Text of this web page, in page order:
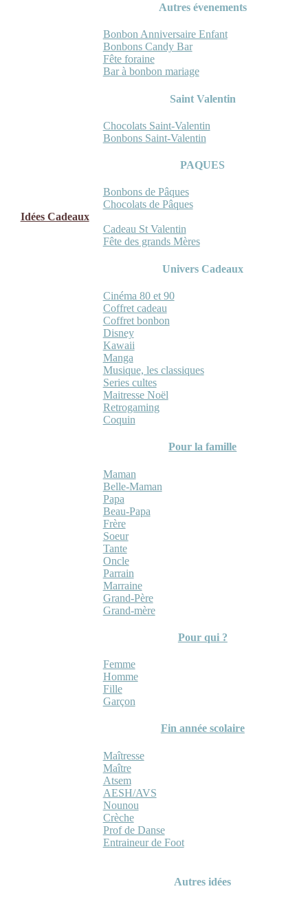
Autres évenements
Bonbon Anniversaire Enfant
Bonbons Candy Bar
Fête foraine
Bar à bonbon mariage
Saint Valentin
Chocolats Saint-Valentin
Bonbons Saint-Valentin
PAQUES
Bonbons de Pâques
Chocolats de Pâques
Idées Cadeaux
Cadeau St Valentin
Fête des grands Mères
Univers Cadeaux
Cinéma 80 et 90
Coffret cadeau
Coffret bonbon
Disney
Kawaii
Manga
Musique, les classiques
Series cultes
Maitresse Noël
Retrogaming
Coquin
Pour la famille
Maman
Belle-Maman
Papa
Beau-Papa
Frère
Soeur
Tante
Oncle
Parrain
Marraine
Grand-Père
Grand-mère
Pour qui ?
Femme
Homme
Fille
Garçon
Fin année scolaire
Maîtresse
Maître
Atsem
AESH/AVS
Nounou
Crèche
Prof de Danse
Entraineur de Foot
Autres idées